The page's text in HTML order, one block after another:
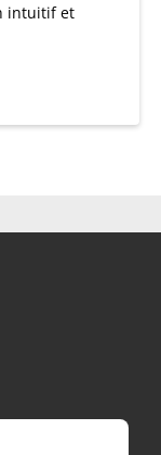
intuitif et